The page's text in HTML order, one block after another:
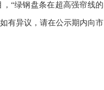
“绿钢盘条在超高强帘线的
有异议，请在公示期内向市